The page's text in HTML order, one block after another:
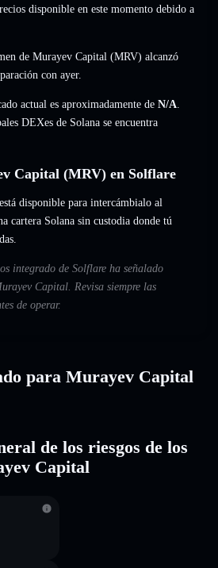
disponible en este momento debido a
de Murayev Capital (MRV) alcanzó
con ayer.
actual es aproximadamente de N/A.
DEXes de Solana se encuentra
Capital (MRV) en Solflare
disponible para intercámbialo al
cartera Solana sin custodia donde tú
integrado de Solflare ha señalado
Capital. Revisa siempre las
de operar.
para Murayev Capital
de los riesgos de los
Capital